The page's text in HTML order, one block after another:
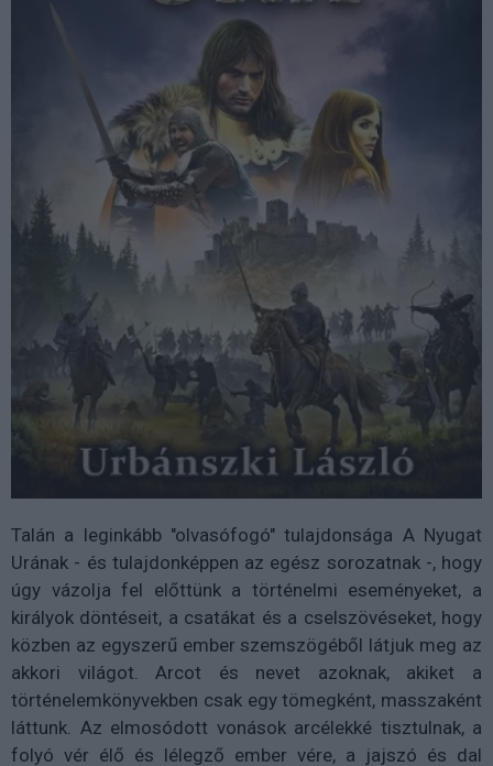
Talán a leginkább "olvasófogó" tulajdonsága A Nyugat
Urának - és tulajdonképpen az egész sorozatnak -, hogy
úgy vázolja fel előttünk a történelmi eseményeket, a
királyok döntéseit, a csatákat és a cselszövéseket, hogy
közben az egyszerű ember szemszögéből látjuk meg az
akkori világot. Arcot és nevet azoknak, akiket a
történelemkönyvekben csak egy tömegként, masszaként
láttunk. Az elmosódott vonások arcélekké tisztulnak, a
folyó vér élő és lélegző ember vére, a jajszó és dal